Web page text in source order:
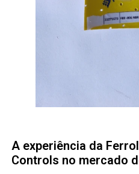
A experiência da
Controls no mercado